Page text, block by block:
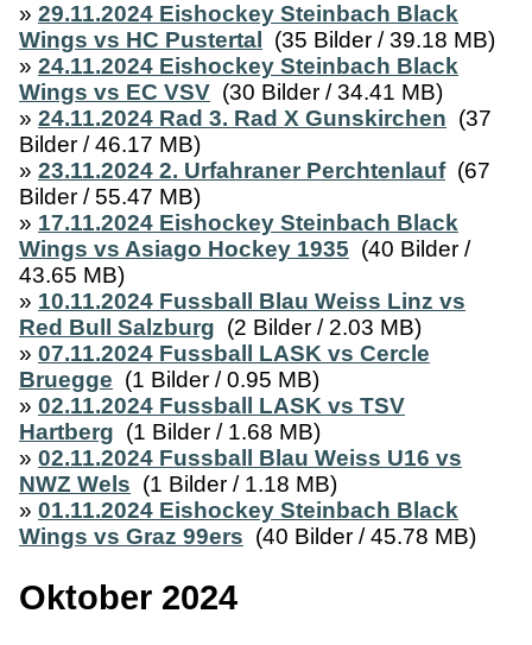
» 29.11.2024 Eishockey Steinbach Black
Wings vs HC Pustertal
(35 Bilder / 39.18 MB)
» 24.11.2024 Eishockey Steinbach Black
Wings vs EC VSV (30 Bilder / 34.41 MB)
» 24.11.2024 Rad 3. Rad X Gunskirchen (37
Bilder / 46.17 MB)
» 23.11.2024 2. Urfahraner Perchtenlauf(67
Bilder / 55.47 MB)
» 17.11.2024 Eishockey Steinbach Black
Wings vs Asiago Hockey 1935 (40 Bilder /
43.65 MB)
» 10.11.2024 Fussball Blau Weiss Linz vs
Red Bull Salzburg (2 Bilder / 2.03 MB)
» 07.11.2024 Fussball LASK vs Cercle
Bruegge (1 Bilder / 0.95 MB)
» 02.11.2024 Fussball LASK vs TSV
Hartberg (1 Bilder / 1.68 MB)
» 02.11.2024 Fussball Blau Weiss U16 vs
NWZ Wels (1 Bilder / 1.18 MB)
» 01.11.2024 Eishockey Steinbach Black
Wings vs Graz 99ers (40 Bilder / 45.78 MB)
Oktober 2024